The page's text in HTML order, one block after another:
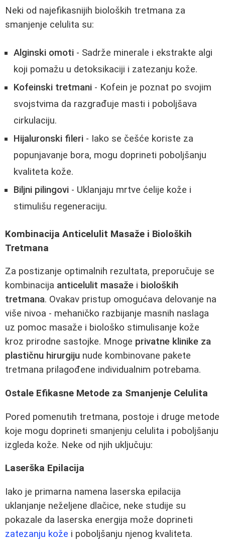
Neki od najefikasnijih bioloških tretmana za
smanjenje celulita su:
Alginski omoti - Sadrže minerale i ekstrakte algi
koji pomažu u detoksikaciji i zatezanju kože.
Kofeinski tretmani - Kofein je poznat po svojim
svojstvima da razgrađuje masti i poboljšava
cirkulaciju.
Hijaluronski fileri - Iako se češće koriste za
popunjavanje bora, mogu doprineti poboljšanju
kvaliteta kože.
Biljni pilingovi - Uklanjaju mrtve ćelije kože i
stimulišu regeneraciju.
Kombinacija Anticelulit Masaže i Bioloških
Tretmana
Za postizanje optimalnih rezultata, preporučuje se
kombinacija anticelulit masaže i bioloških
tretmana. Ovakav pristup omogućava delovanje na
više nivoa - mehaničko razbijanje masnih naslaga
uz pomoc masaže i biološko stimulisanje kože
kroz prirodne sastojke. Mnoge privatne klinike za
plastičnu hirurgiju nude kombinovane pakete
tretmana prilagođene individualnim potrebama.
Ostale Efikasne Metode za Smanjenje Celulita
Pored pomenutih tretmana, postoje i druge metode
koje mogu doprineti smanjenju celulita i poboljšanju
izgleda kože. Neke od njih uključuju:
Laserška Epilacija
Iako je primarna namena laserska epilacija
uklanjanje neželjene dlačice, neke studije su
pokazale da laserska energija može doprineti
zatezanju kože i poboljšanju njenog kvaliteta.